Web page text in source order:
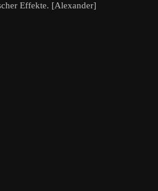
Effekte. [Alexander]